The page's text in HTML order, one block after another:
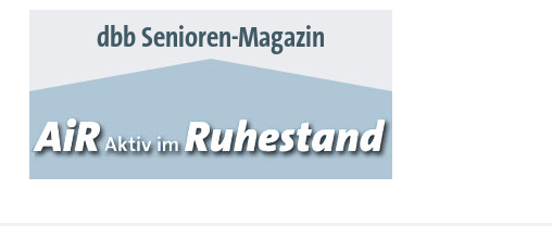
dbb Senioren-Magazin